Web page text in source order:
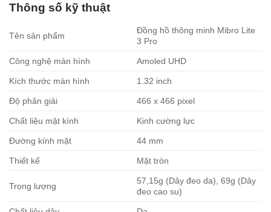
Thông số kỹ thuật
Tên sản phẩm
Đồng hồ thông minh Mibro Lite
3 Pro
Công nghệ màn hình Amoled UHD
Kích thước màn hình 1.32 inch
Độ phân giải 466 x 466 pixel
Chất liệu mặt kính Kinh cường lực
Đường kính mặt 44 mm
Thiết kế Mặt tròn
Trọng lượng
57,15g (Dây đeo da), 69g (Dây
đeo cao su)